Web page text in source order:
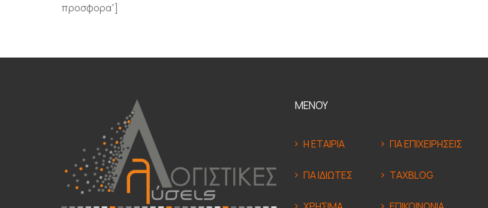
προσφορα”]
ΜΕΝΟΥ
Η ΕΤΑΙΡΙΑ ΓΙΑ ΕΠΙΧΕΙΡΗΣΕΙΣ
ΓΙΑ ΙΔΙΩΤΕΣ TAXBLOG